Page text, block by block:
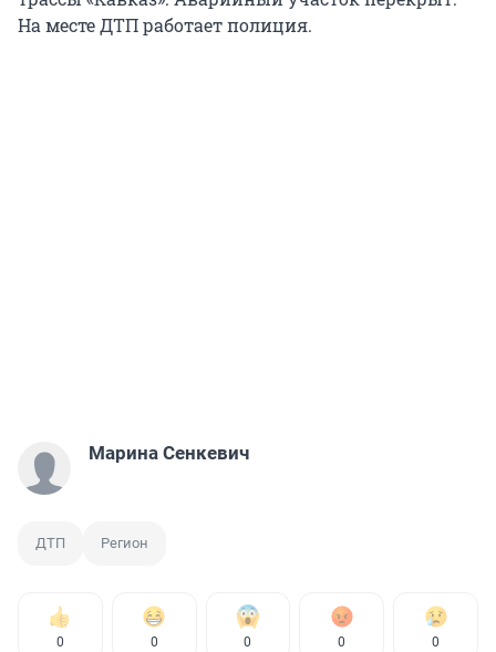
На месте ДТП работает полиция.
Марина Сенкевич
ДТП Регион
0 0 0 0 0